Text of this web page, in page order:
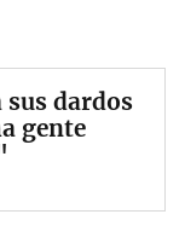
dardos
gente